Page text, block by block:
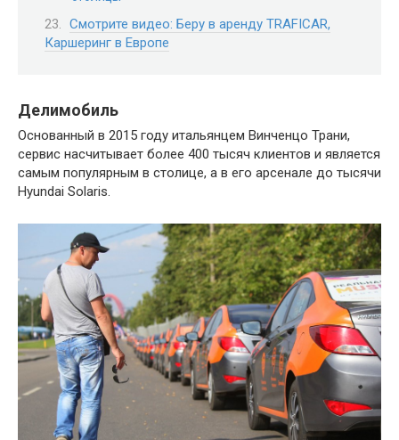
Смотрите видео: Беру в аренду TRAFICAR,
Каршеринг в Европе
Делимобиль
Основанный в 2015 году итальянцем Винченцо Трани,
сервис насчитывает более 400 тысяч клиентов и является
самым популярным в столице, а в его арсенале до тысячи
Hyundai Solaris.